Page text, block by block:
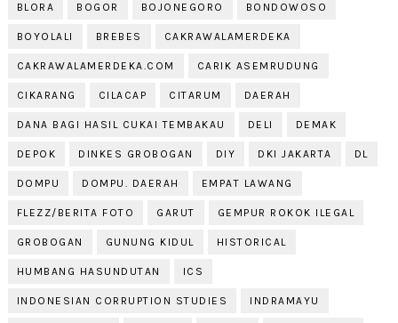
BLORA BOGOR BOJONEGORO BONDOWOSO
BOYOLALI BREBES CAKRAWALAMERDEKA
CAKRAWALAMERDEKA.COM CARIK ASEMRUDUNG
CIKARANG CILACAP CITARUM DAERAH
DANA BAGI HASIL CUKAI TEMBAKAU DELI DEMAK
DEPOK DINKES GROBOGAN DIY DKI JAKARTA DL
DOMPU DOMPU. DAERAH EMPAT LAWANG
FLEZZ/BERITA FOTO GARUT GEMPUR ROKOK ILEGAL
GROBOGAN GUNUNG KIDUL HISTORICAL
HUMBANG HASUNDUTAN ICS
INDONESIAN CORRUPTION STUDIES INDRAMAYU